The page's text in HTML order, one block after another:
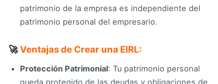
patrimonio de la empresa es independiente del
patrimonio personal del empresario.
🚀Ventajas de Crear una EIRL:
Protección Patrimonial: Tu patrimonio personal